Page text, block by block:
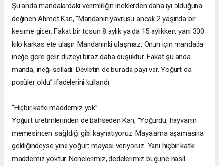
Şu anda mandalardaki verimliliğin ineklerden daha iyi olduğuna
değinen Ahmet Kan, “Mandanın yavrusu ancak 2 yaşında bir
kesime gider. Fakat bir tosun 8 aylık ya da 15 aylıkken, yani 300
kilo karkas ete ulaşır. Mandanınki ulaşmaz. Onun için mandada
ineğe göre gelir düzeyi biraz daha düşüktür. Fakat şu anda
manda, ineği solladı. Devletin de burada payı var. Yoğurt da
popüler oldu” ifadelerini kullandı.
“Hiçbir katkı maddemiz yok”
Yoğurt üretimlerinden de bahseden Kan, “Yoğurdu, hayvanın
memesinden sağıldığı gibi kaynatıyoruz. Mayalama aşamasına
geldiğindeyse yine yoğurt mayası veriyoruz. Yani hiçbir katkı
maddemiz yoktur. Nenelerimiz, dedelerimiz bugüne nasıl